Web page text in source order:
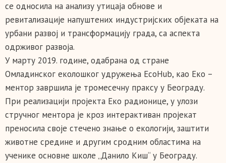
се односила на анализу утицаја обнове и
ревитализације напуштених индустријских објеката на
урбани развој и трансформацију града, са аспекта
одрживог развоја.
У марту 2019. године, одабрана од стране
Омладинског еколошког удружења EcoHub, као Еко –
ментор завршила је тромесечну праксу у Београду.
При реализацији пројекта Еко радионице, у улози
стручног ментора је кроз интерактиван пројекат
преносила своје стечено знање о екологији, заштити
животне средине и другим сродним областима на
ученике основне школе „Данило Киш“ у Београду.